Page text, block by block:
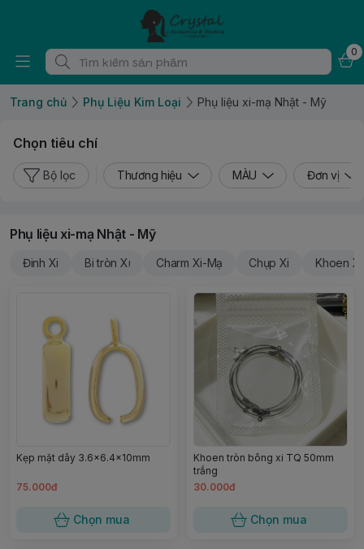
0
Trang chủ Phụ Liệu Kim Loại Phụ liệu xi-mạ Nhật - Mỹ
Chọn tiêu chí
Bộ lọc Thương hiệu MÀU Đơn vị
Phụ liệu xi-mạ Nhật - Mỹ
Đinh Xi Bi tròn Xi Charm Xi-Mạ Chụp Xi Khoen Xi
Kẹp mặt dây 3.6×6.4×10mm
75.000đ
Chọn mua
Khoen tròn bông xi TQ 50mm
trắng
30.000đ
Chọn mua